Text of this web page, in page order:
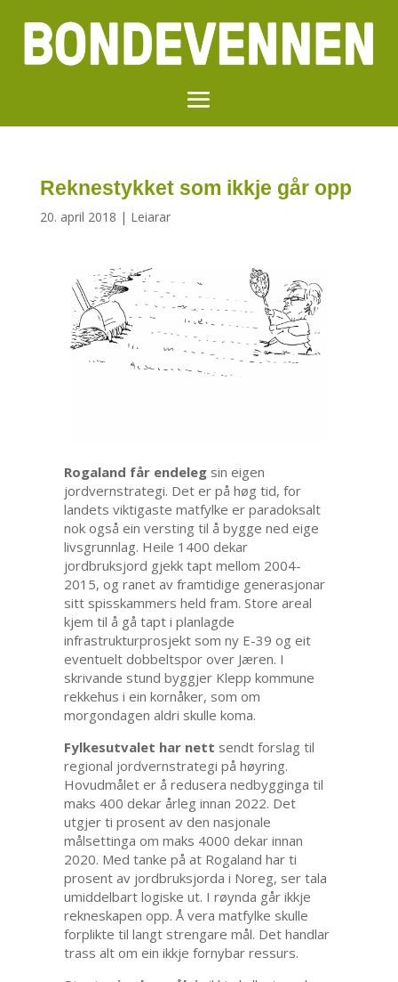
Reknestykket som ikkje går opp
20. april 2018 | Leiarar
Rogaland får endelegsin eigen
jordvernstrategi. Det er på høg tid, for
landets viktigaste matfylke er paradoksalt
nok også ein versting til å bygge ned eige
livsgrunnlag. Heile 1400 dekar
jordbruksjord gjekk tapt mellom 2004-
2015, og ranet av framtidige generasjonar
sitt spisskammers held fram. Store areal
kjem til å gå tapt i planlagde
infrastrukturprosjekt som ny E-39 og eit
eventuelt dobbeltspor over Jæren. I
skrivande stund byggjer Klepp kommune
rekkehus i ein kornåker, som om
morgondagen aldri skulle koma.
Fylkesutvalet har nett sendt forslag til
regional jordvernstrategi på høyring.
Hovudmålet er å redusera nedbygginga til
maks 400 dekar årleg innan 2022. Det
utgjer ti prosent av den nasjonale
målsettinga om maks 4000 dekar innan
2020. Med tanke på at Rogaland har ti
prosent av jordbruksjorda i Noreg, ser tala
umiddelbart logiske ut. I røynda går ikkje
rekneskapen opp. Å vera matfylke skulle
forplikte til langt strengare mål. Det handlar
trass alt om ein ikkje fornybar ressurs.